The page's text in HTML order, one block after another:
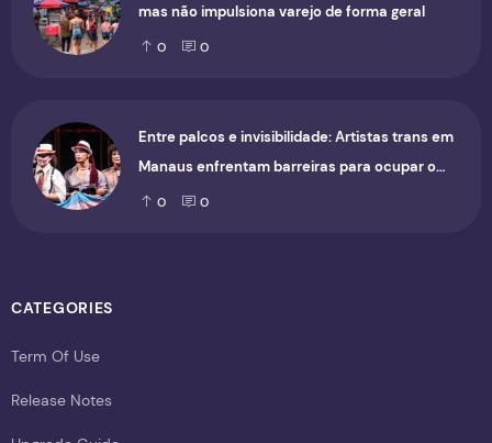
mas não impulsiona varejo de forma geral
0 0
Entre palcos e invisibilidade: Artistas trans em
Manaus enfrentam barreiras para ocupar o
cenário cultural
0 0
CATEGORIES
Term Of Use
Release Notes